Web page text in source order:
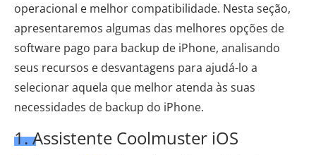
operacional e melhor compatibilidade. Nesta seção,
apresentaremos algumas das melhores opções de
software pago para backup de iPhone, analisando
seus recursos e desvantagens para ajudá-lo a
selecionar aquela que melhor atenda às suas
necessidades de backup do iPhone.
1. Assistente Coolmuster iOS